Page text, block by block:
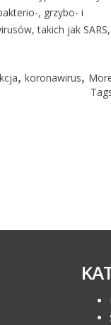
, grzybo- i
takich jak SARS,
koronawirus